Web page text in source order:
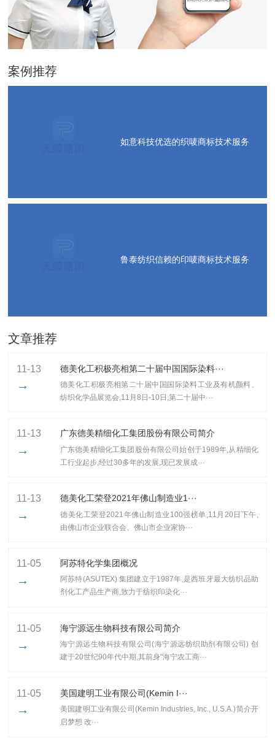
案例推荐
如意科技优选的织唛商标技术服务
鲁泰纺织信赖的印唛商标技术服务
文章推荐
11-13
→
德美化工积极亮相第二十届中国国际染料···
德美化工积极亮相第二十届中国国际染料工业及有机颜料、
纺织化学品展览会,11月8日-10日,第二十届中···
11-13
→
广东德美精细化工集团股份有限公司简介
广东德美精细化工集团股份有限公司始创于1989年,从精细化
工行业起步,经过30多年的发展,现已发展成···
11-13
→
​德美化工荣登2021年佛山制造业1···
​德美化工荣登2021年佛山制造业100强榜单,11月20日下午,
由佛山市企业联合会、佛山市企业家协···
11-05
→
阿苏特化学集团概况
阿苏特(ASUTEX) 集团建立于1987年,是西班牙最大纺织品助
剂化工产品生产商,致力于纺织印染化···
11-05
→
海宁源远生物科技有限公司简介
海宁源远生物科技有限公司(海宁源远纺织助剂有限公司) 创
建于20世纪90年代中期,其前身"海宁农工商···
11-05
→
美国建明工业有限公司(Kemin I···
美国建明工业有限公司(Kemin Industries, Inc., U.S.A.)简介开
启梦想 改···